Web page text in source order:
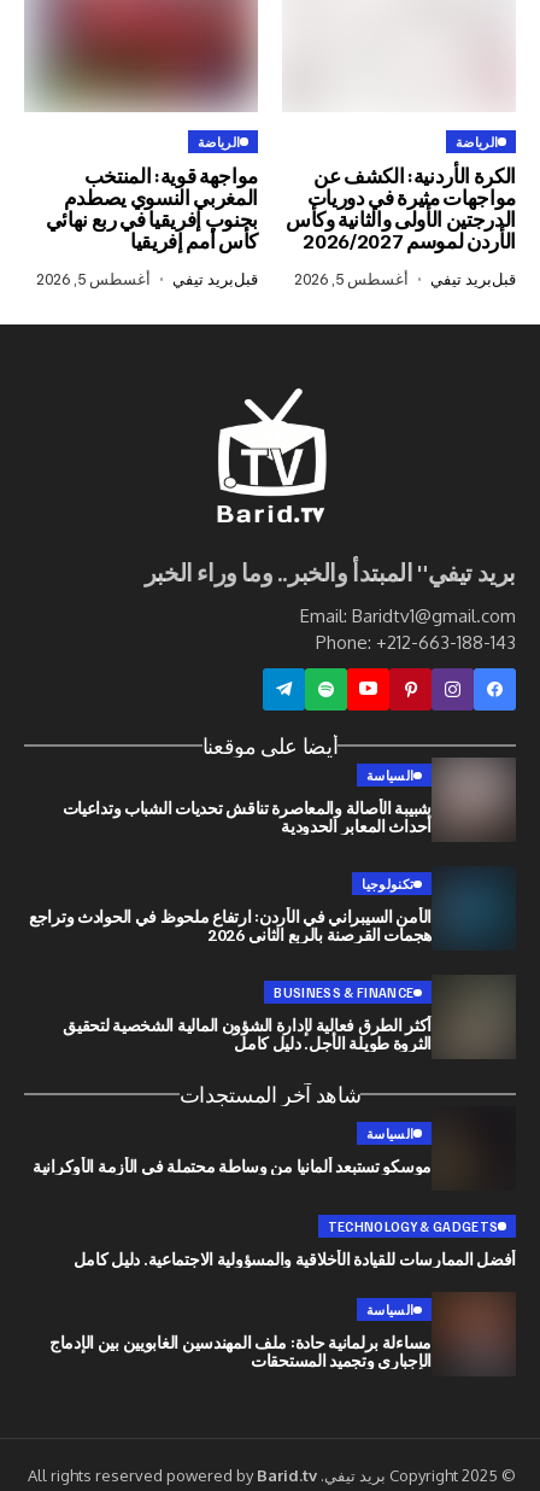
الكشف عن
في دوريات
والثانية وكأس
2027
أغسطس 5, 2026
مواجهة قوية: المنتخب
المغربي النسوي يصطدم
بجنوب إفريقيا في ربع نهائي
كأس أمم إفريقيا
قبلبريد تيفي أغسطس 5, 2026
المبتدأ والخبر.. وما وراء الخبر
Email:
Phone: +212-
أيضا على موقعنا
شبيبة الأصالة والمعاصرة تناقش تحديات الشباب وتداعيات
أحداث المعابر الحدودية
الأمن السيبراني في الأردن: ارتفاع ملحوظ في الحوادث وتراجع
هجمات القرصنة بالربع الثاني 2026
BUSINESS & FINANCE
أكثر الطرق فعالية لإدارة الشؤون المالية الشخصية لتحقيق
الثروة طويلة الأجل. دليل كامل
شاهد آخر المستجدات
موسكو تستبعد ألمانيا من وساطة محتملة في الأزمة الأوكرانية
TECHNOLOGY &
للقيادة الأخلاقية والمسؤولية الاجتماعية. دليل كامل
مساءلة برلمانية حادة: ملف المهندسين الغابويين بين الإدماج
الإجباري وتجميد المستحقات
Barid.tv